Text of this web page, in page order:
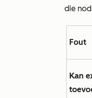
die
Fout
Kan